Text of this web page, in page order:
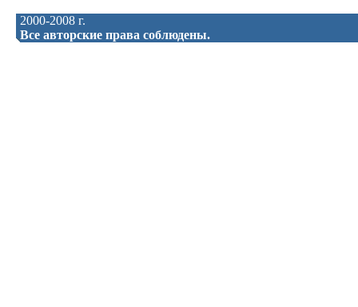
2000-2008 г.
Все авторские права соблюдены.